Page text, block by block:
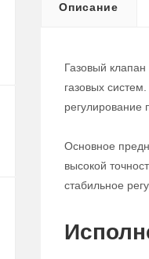
Описание
Газовый
газовых
регулирование
Основное
высокой
стабильное